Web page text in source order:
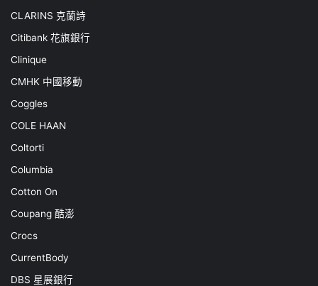
CLARINS 克蘭詩
Citibank 花旗銀行
Clinique
CMHK 中國移動
Coggles
COLE HAAN
Coltorti
Columbia
Cotton On
Coupang 酷澎
Crocs
CurrentBody
DBS 星展銀行